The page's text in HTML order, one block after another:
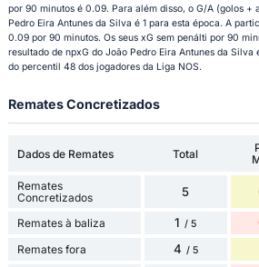
por 90 minutos é 0.09. Para além disso, o G/A (golos +
Pedro Eira Antunes da Silva é 1 para esta época. A
0.09 por 90 minutos. Os seus xG sem penálti por 90
resultado de npxG do João Pedro Eira Antunes da Silva
do percentil 48 dos jogadores da Liga NOS.
Remates Concretizados
Dados de Remates Total
Remates
Concretizados
5
Remates à baliza 1 / 5
Remates fora 4 / 5